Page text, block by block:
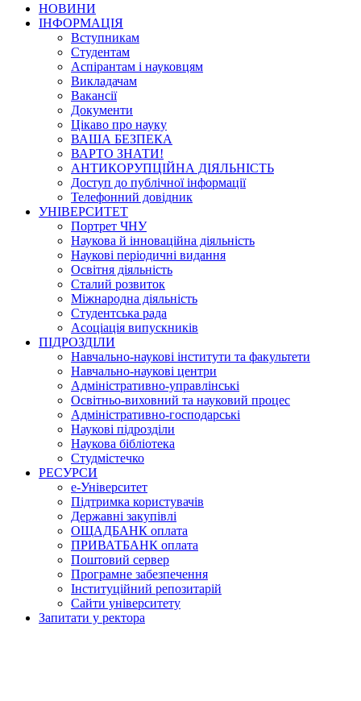
НОВИНИ
ІНФОРМАЦІЯ
Вступникам
Студентам
Аспірантам і науковцям
Викладачам
Вакансії
Документи
Цікаво про науку
ВАША БЕЗПЕКА
ВАРТО ЗНАТИ!
АНТИКОРУПЦІЙНА ДІЯЛЬНІСТЬ
Доступ до публічної інформації
Телефонний довідник
УНІВЕРСИТЕТ
Портрет ЧНУ
Наукова й інноваційна діяльність
Наукові періодичні видання
Освітня діяльність
Сталий розвиток
Міжнародна діяльність
Студентська рада
Асоціація випускників
ПІДРОЗДІЛИ
Навчально-наукові інститути та факультети
Навчально-наукові центри
Адміністративно-управлінські
Освітньо-виховний та науковий процес
Адміністративно-господарські
Наукові підрозділи
Наукова бібліотека
Студмістечко
РЕСУРСИ
е-Університет
Підтримка користувачів
Державні закупівлі
ОЩАДБАНК оплата
ПРИВАТБАНК оплата
Поштовий сервер
Програмне забезпечення
Інституційний репозитарій
Сайти університету
Запитати у ректора